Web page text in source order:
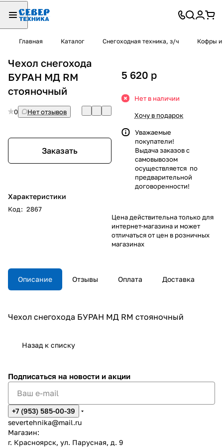
Главная Каталог Снегоходная техника, з/ч Кофры и
Чехол снегохода
БУРАН МД RM
стояночный
0 Нет отзывов
Заказать
Характеристики
Код: 2867
5 620 p
Нет в наличии
Хочу в подарок
Уважаемые
покупатели!
Выдача заказов с
самовывозом
осуществляется по
предварительной
договоренности!
Цена действительна только для
интернет-магазина и может
отличаться от цен в розничных
магазинах
Описание Отзывы Оплата Доставка
Чехол снегохода БУРАН МД RM стояночный
Назад к списку
Подписаться на новости и акции
+7 (953) 585-00-39
severtehnika@mail.ru
Магазин:
г. Красноярск, ул. Парусная, д. 9